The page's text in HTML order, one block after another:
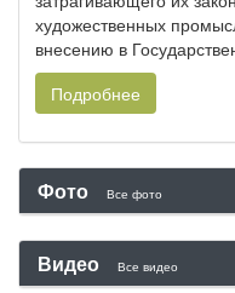
художественных
внесению в
Подробнее
Фото Все фото
Видео Все видео